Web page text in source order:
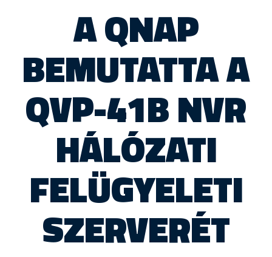
A QNAP
BEMUTATTA A
QVP-41B NVR
HÁLÓZATI
FELÜGYELETI
SZERVERÉT